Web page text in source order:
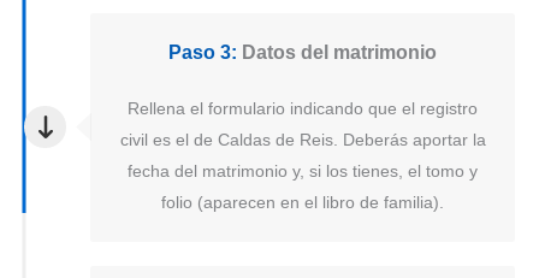
Paso 3: Datos del matrimonio
Rellena el formulario indicando que el registro
civil es el de Caldas de Reis. Deberás aportar la
fecha del matrimonio y, si los tienes, el tomo y
folio (aparecen en el libro de familia).